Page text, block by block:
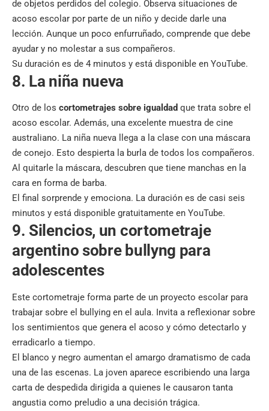
de objetos perdidos del colegio. Observa situaciones de
acoso escolar por parte de un niño y decide darle una
lección. Aunque un poco enfurruñado, comprende que debe
ayudar y no molestar a sus compañeros.
Su duración es de 4 minutos y está disponible en YouTube.
8. La niña nueva
Otro de los cortometrajes sobre igualdad que trata sobre el
acoso escolar. Además, una excelente muestra de cine
australiano. La niña nueva llega a la clase con una máscara
de conejo. Esto despierta la burla de todos los compañeros.
Al quitarle la máscara, descubren que tiene manchas en la
cara en forma de barba.
El final sorprende y emociona. La duración es de casi seis
minutos y está disponible gratuitamente en YouTube.
9. Silencios, un cortometraje
argentino sobre bullyng para
adolescentes
Este cortometraje forma parte de un proyecto escolar para
trabajar sobre el bullying en el aula. Invita a reflexionar sobre
los sentimientos que genera el acoso y cómo detectarlo y
erradicarlo a tiempo.
El blanco y negro aumentan el amargo dramatismo de cada
una de las escenas. La joven aparece escribiendo una larga
carta de despedida dirigida a quienes le causaron tanta
angustia como preludio a una decisión trágica.